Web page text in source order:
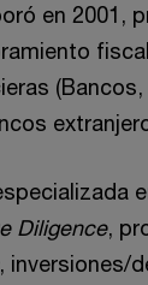
en 2001,
Diligence,
inversiones/